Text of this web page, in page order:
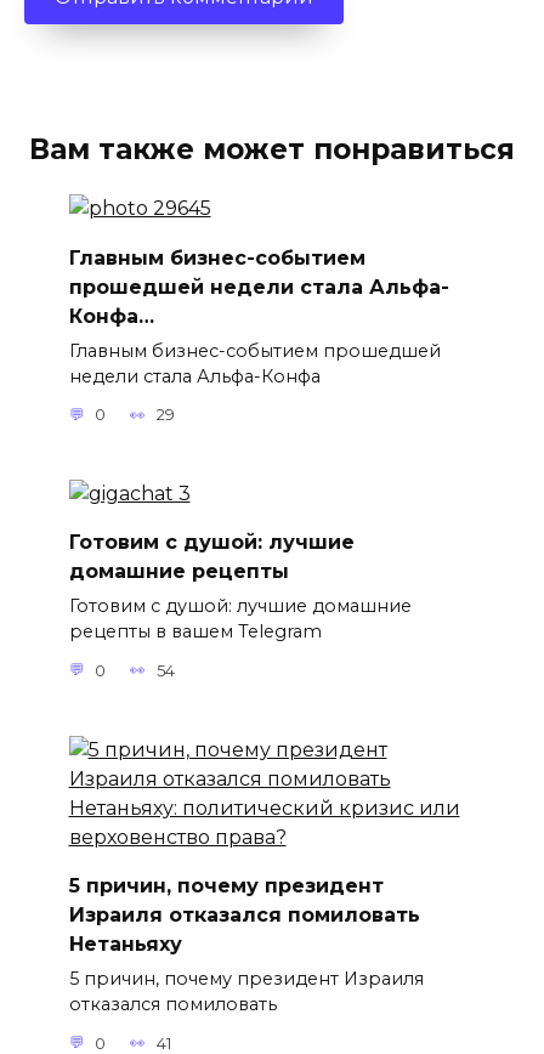
Вам также может понравиться
Главным бизнес-событием
прошедшей недели стала Альфа-
Конфа…
Главным бизнес-событием прошедшей
недели стала Альфа-Конфа
0 29
Готовим с душой: лучшие
домашние рецепты
Готовим с душой: лучшие домашние
рецепты в вашем Telegram
0 54
5 причин, почему президент
Израиля отказался помиловать
Нетаньяху
5 причин, почему президент Израиля
отказался помиловать
0 41